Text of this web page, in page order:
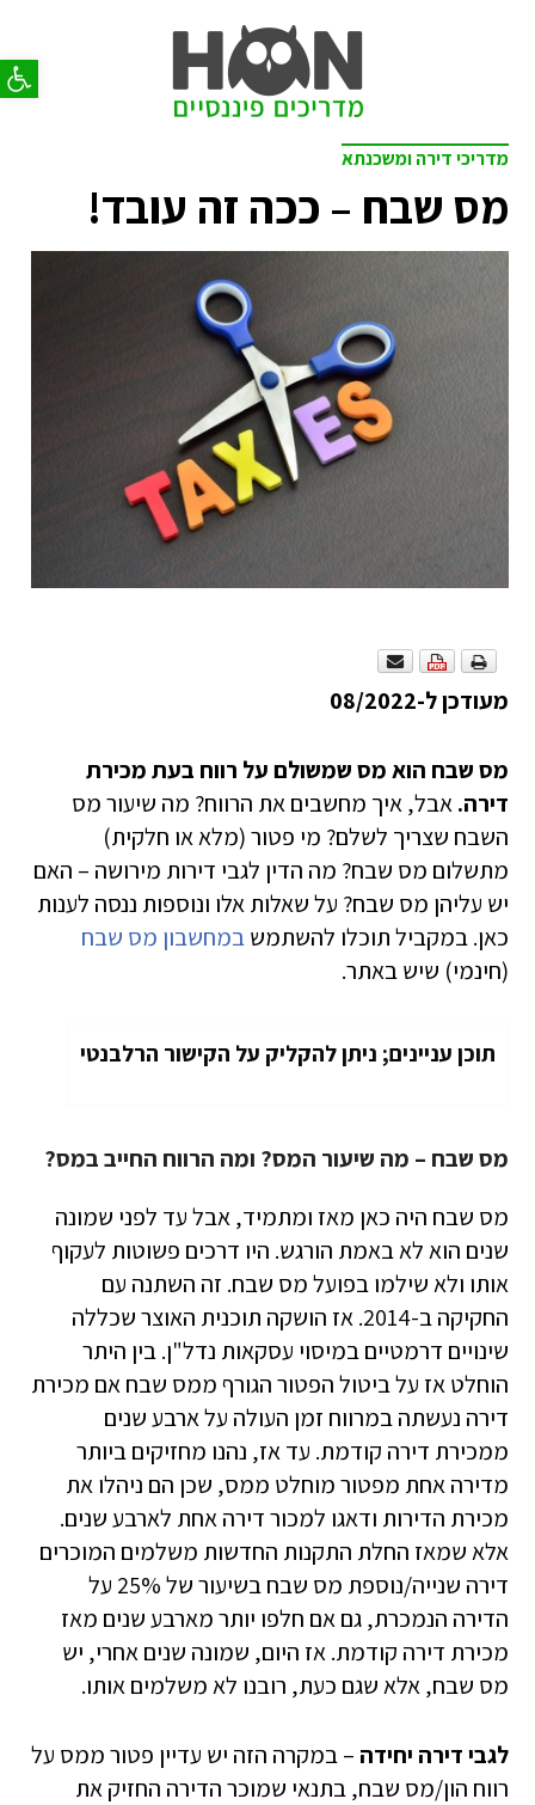
פתח
מדריכי דירה ומשכנתא
מס שבח – ככה זה עובד!
מעודכן ל-08/2022
מס שבח הוא מס שמשולם על רווח בעת מכירת
דירה.אבל, איך מחשבים את הרווח? מה שיעור מס
השבח שצריך לשלם? מי פטור (מלא או חלקית)
מתשלום מס שבח? מה הדין לגבי דירות מירושה – האם
יש עליהן מס שבח? על שאלות אלו ונוספות ננסה לענות
כאן. במקביל תוכלו להשתמשבמחשבון מס שבח
(חינמי) שיש באתר.
תוכן עניינים; ניתן להקליק על הקישור הרלבנטי
מס שבח – מה שיעור המס? ומה הרווח החייב במס?
מס שבח היה כאן מאז ומתמיד, אבל עד לפני שמונה
שנים הוא לא באמת הורגש. היו דרכים פשוטות לעקוף
אותו ולא שילמו בפועל מס שבח. זה השתנה עם
החקיקה ב-2014. אז הושקה תוכנית האוצר שכללה
שינויים דרמטיים במיסוי עסקאות נדל"ן. בין היתר
הוחלט אז על ביטול הפטור הגורף ממס שבח אם מכירת
דירה נעשתה במרווח זמן העולה על ארבע שנים
ממכירת דירה קודמת. עד אז, נהנו מחזיקים ביותר
מדירה אחת מפטור מוחלט ממס, שכן הם ניהלו את
מכירת הדירות ודאגו למכור דירה אחת לארבע שנים.
אלא שמאז החלת התקנות החדשות משלמים המוכרים
דירה שנייה/נוספת מס שבח בשיעור של 25% על
הדירה הנמכרת, גם אם חלפו יותר מארבע שנים מאז
מכירת דירה קודמת. אז היום, שמונה שנים אחרי, יש
מס שבח, אלא שגם כעת, רובנו לא משלמים אותו.
לגבי דירה יחידה – במקרה הזה יש עדיין פטור ממס על
רווח הון/מס שבח, בתנאי שמוכר הדירה החזיק את